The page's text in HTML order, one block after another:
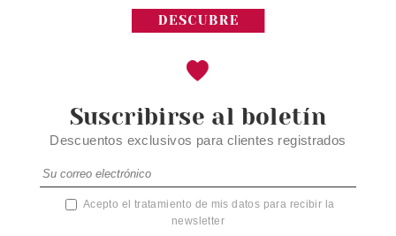
Suscribirse al boletín
Descuentos exclusivos para clientes registrados
Acepto el tratamiento de mis datos para recibir la
newsletter